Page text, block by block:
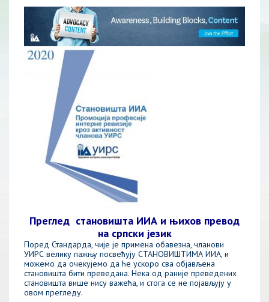
Преглед становишта ИИА и њихов превод
на српски језик
Поред Стандарда, чије је примена обавезна, чланови
УИРС велику пажњу посвећују СТАНОВИШТИМА ИИА, и
можемо да очекујемо да ће ускоро сва објављена
становишта бити преведана. Нека од раније преведених
становишта више нису важећа, и стога се не појављују у
овом прегледу.